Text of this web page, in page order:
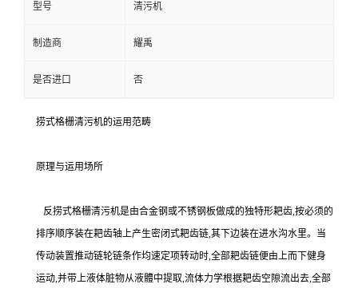
型号 清污机
制造商 耀禹
是否进口 否
捞式格栅清污机的运用范畴
原理与运用场所
反捞式格栅清污机是由合金钢或不锈钢板做成的独特形耙齿,按必须的
排序顺序装在耙齿轴上产生密闭式耙齿链,其下边装在进水沟水里。当
传动装置推动链轮链条作均速定项转动时,全部耙齿链便由上而下健身
运动,并带上液体脏物从液體中提取,流体力学根据耙齿空隙流出去,全部